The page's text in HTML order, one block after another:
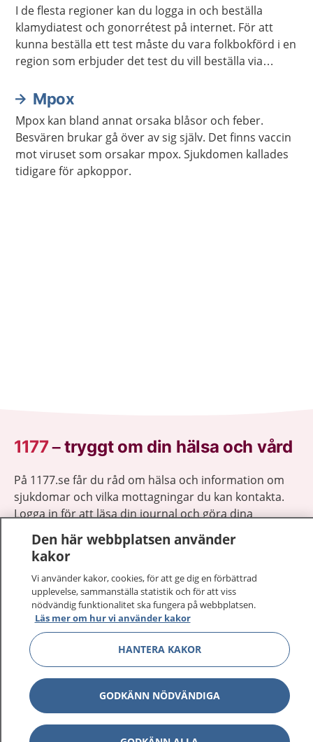
I de flesta regioner kan du logga in och beställa
klamydiatest och gonorrétest på internet. För att
kunna beställa ett test måste du vara folkbokförd i en
region som erbjuder det test du vill beställa via
än den du står skriven på.
Mpox
Mpox kan bland annat orsaka blåsor och feber.
Besvären brukar gå över av sig själv. Det finns vaccin
mot viruset som orsakar mpox. Sjukdomen kallades
tidigare för apkoppor.
1177–tryggt om din hälsa och vård
På 1177.se får du råd om hälsa och information om
sjukdomar och vilka mottagningar du kan kontakta.
Logga in för att läsa din journal och göra dina
vårdärenden. Ring telefonnummer 1177 för
sjukvårdsrådgivning dygnet runt.
1177 ger dig råd när du vill må bättre.
1177 på flera språk Visa
Om 1177 Visa
Kontakt Visa
Den här webbplatsen använder
kakor
Vi använder kakor, cookies, för att ge dig en förbättrad
upplevelse, sammanställa statistik och för att viss
nödvändig funktionalitet ska fungera på webbplatsen.
Läs mer om hur vi använder kakor
HANTERA KAKOR
GODKÄNN NÖDVÄNDIGA